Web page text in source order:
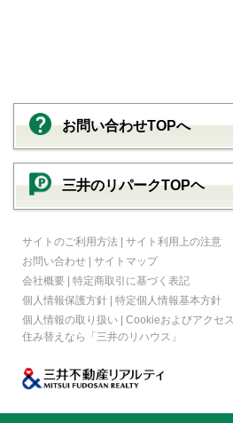
お問い合わせTOPへ
三井のリパークTOPヘ
サイトのご利用方法 | サイト利用上の注意
お問い合わせ | サイトマップ
会社概要 | 特定商取引に基づく表記
個人情報保護方針 | 特定個人情報基本方針
個人情報の取り扱い | Cookieおよびアクセ
住み替えなら
「三井のリハウス」